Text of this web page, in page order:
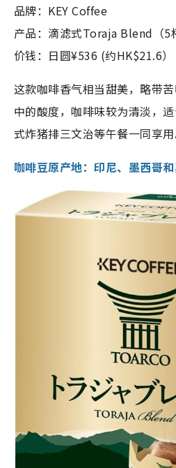
品牌：KEY Coffee
产品：滴滤式Toraja Blend（5
价钱：日圆¥536 (约HK$21.6）
这款咖啡香气相当甜美，略带
中的酸度，咖啡味较为清淡，
式炸猪排三文治等午餐一同享用
咖啡豆原产地：印尼、墨西哥